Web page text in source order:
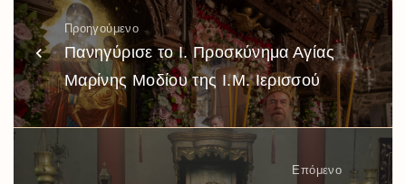
Προηγούμενο
Πανηγύρισε το Ι. Προσκύνημα Αγίας
Μαρίνης Μοδίου της Ι.Μ. Ιερισσού
Επόμενο